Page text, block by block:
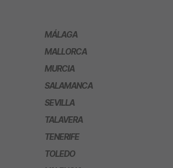
MÁLAGA
MALLORCA
MURCIA
SALAMANCA
SEVILLA
TALAVERA
TENERIFE
TOLEDO